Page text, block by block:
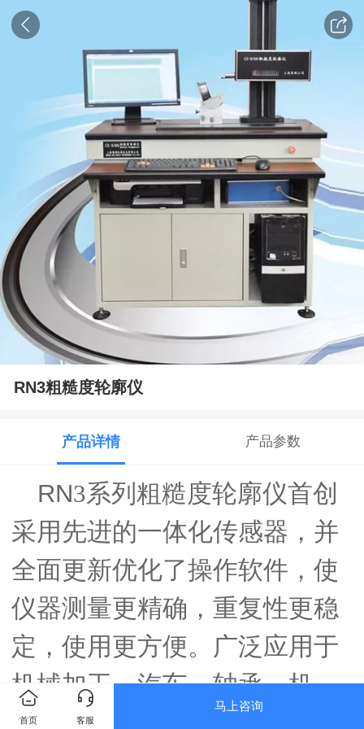
RN3粗糙度轮廓仪
产品详情 产品参数
RN3系列粗糙度轮廓仪首创
采用先进的一体化传感器，并
全面更新优化了操作软件，使
仪器测量更精确，重复性更稳
定，使用更方便。 广泛应用于
机械加工、汽车、轴承、机
床、摸具、精密五金、光学加
首页 客服
马上咨询